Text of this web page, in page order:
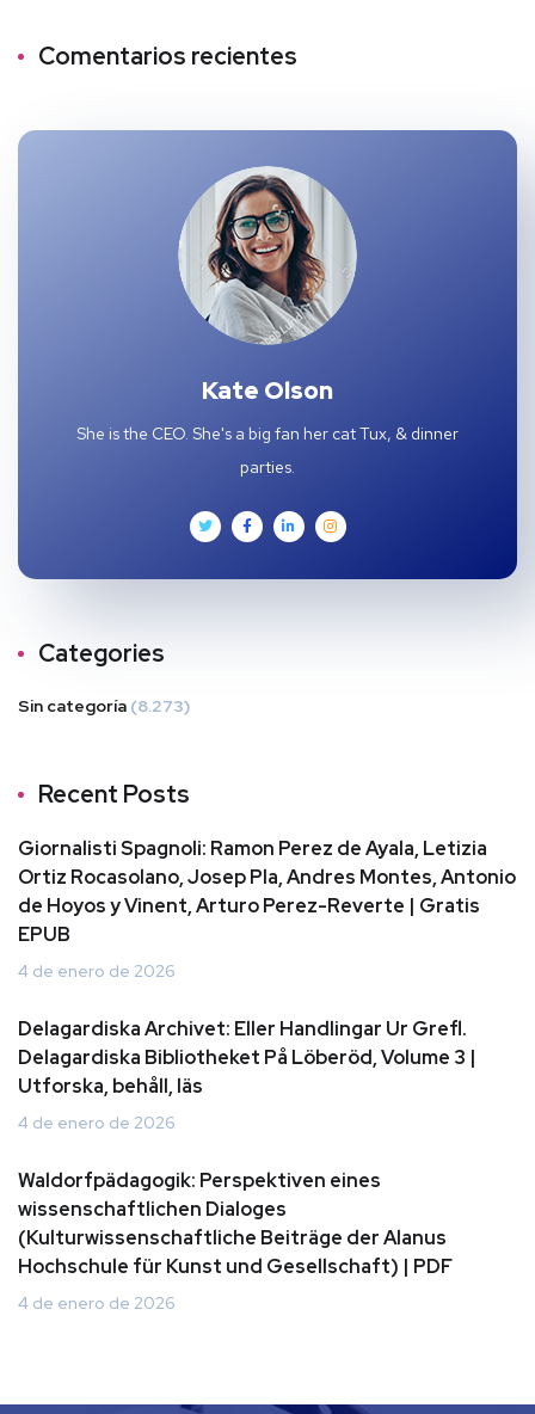
Comentarios recientes
Kate Olson
She is the CEO. She's a big fan her cat Tux, & dinner
parties.
Categories
Sin categoría (8.273)
Recent Posts
Giornalisti Spagnoli: Ramon Perez de Ayala, Letizia
Ortiz Rocasolano, Josep Pla, Andres Montes, Antonio
de Hoyos y Vinent, Arturo Perez-Reverte | Gratis
EPUB
4 de enero de 2026
Delagardiska Archivet: Eller Handlingar Ur Grefl.
Delagardiska Bibliotheket På Löberöd, Volume 3 |
Utforska, behåll, läs
4 de enero de 2026
Waldorfpädagogik: Perspektiven eines
wissenschaftlichen Dialoges
(Kulturwissenschaftliche Beiträge der Alanus
Hochschule für Kunst und Gesellschaft) | PDF
4 de enero de 2026